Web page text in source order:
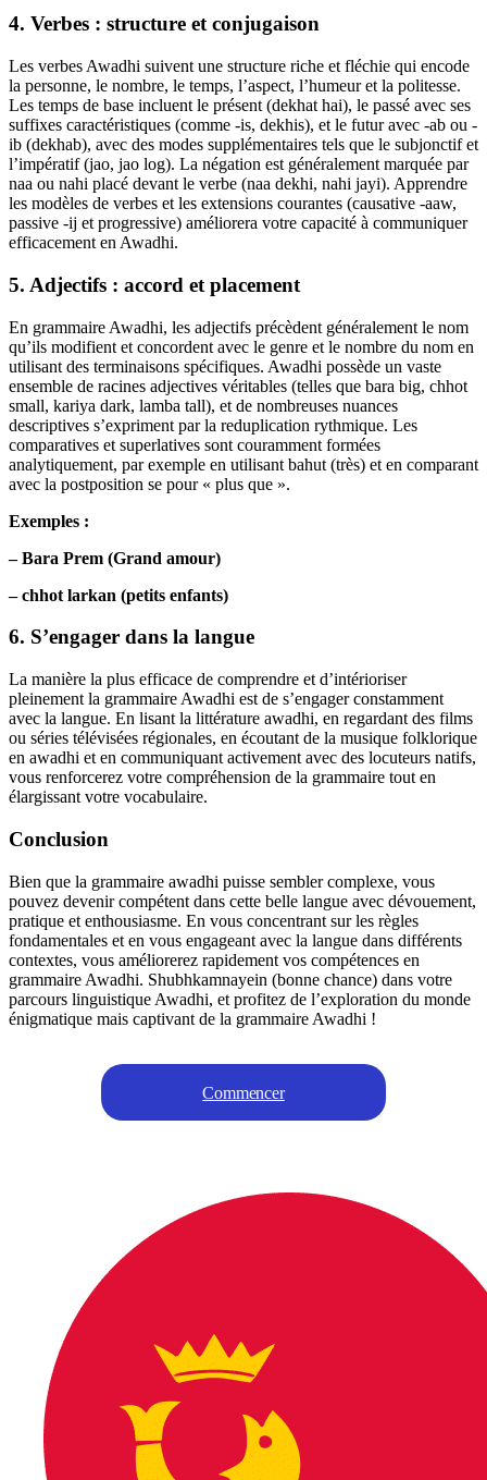
4. Verbes : structure et conjugaison
Les verbes Awadhi suivent une structure riche et fléchie qui encode
la personne, le nombre, le temps, l’aspect, l’humeur et la politesse.
Les temps de base incluent le présent (dekhat hai), le passé avec ses
suffixes caractéristiques (comme -is, dekhis), et le futur avec -ab ou -
ib (dekhab), avec des modes supplémentaires tels que le subjonctif et
l’impératif (jao, jao log). La négation est généralement marquée par
naa ou nahi placé devant le verbe (naa dekhi, nahi jayi). Apprendre
les modèles de verbes et les extensions courantes (causative -aaw,
passive -ij et progressive) améliorera votre capacité à communiquer
efficacement en Awadhi.
5. Adjectifs : accord et placement
En grammaire Awadhi, les adjectifs précèdent généralement le nom
qu’ils modifient et concordent avec le genre et le nombre du nom en
utilisant des terminaisons spécifiques. Awadhi possède un vaste
ensemble de racines adjectives véritables (telles que bara big, chhot
small, kariya dark, lamba tall), et de nombreuses nuances
descriptives s’expriment par la reduplication rythmique. Les
comparatives et superlatives sont couramment formées
analytiquement, par exemple en utilisant bahut (très) et en comparant
avec la postposition se pour « plus que ».
Exemples :
– Bara Prem (Grand amour)
– chhot larkan (petits enfants)
6. S’engager dans la langue
La manière la plus efficace de comprendre et d’intérioriser
pleinement la grammaire Awadhi est de s’engager constamment
avec la langue. En lisant la littérature awadhi, en regardant des films
ou séries télévisées régionales, en écoutant de la musique folklorique
en awadhi et en communiquant activement avec des locuteurs natifs,
vous renforcerez votre compréhension de la grammaire tout en
élargissant votre vocabulaire.
Conclusion
Bien que la grammaire awadhi puisse sembler complexe, vous
pouvez devenir compétent dans cette belle langue avec dévouement,
pratique et enthousiasme. En vous concentrant sur les règles
fondamentales et en vous engageant avec la langue dans différents
contextes, vous améliorerez rapidement vos compétences en
grammaire Awadhi. Shubhkamnayein (bonne chance) dans votre
parcours linguistique Awadhi, et profitez de l’exploration du monde
énigmatique mais captivant de la grammaire Awadhi !
Commencer